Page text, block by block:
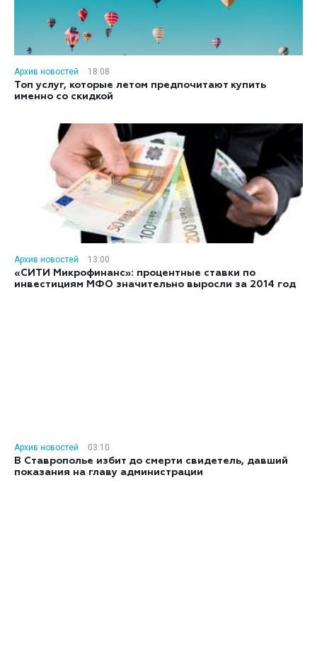
Архив новостей
18:08
Топ услуг, которые летом предпочитают купить
именно со скидкой
Архив новостей
13:00
«СИТИ Микрофинанс»: процентные ставки по
инвестициям МФО значительно выросли за 2014 год
Архив новостей
03:10
В Ставрополье избит до смерти свидетель, давший
показания на главу администрации